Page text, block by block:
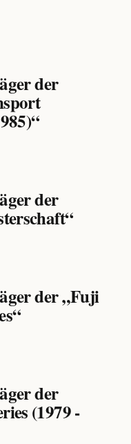
der
der
der „Fuji
der
(1979 -